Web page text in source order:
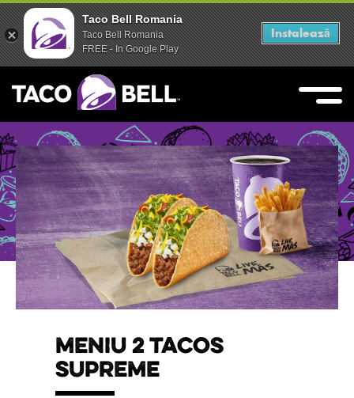
Taco Bell
Live Mas
MENIU 2 TACOS
SUPREME
Taco Bell Romania
Taco Bell Romania
FREE - In Google Play
Instalează
Taco Bell Romania
Taco Bell Romania
FREE - In Google Play
Instalează